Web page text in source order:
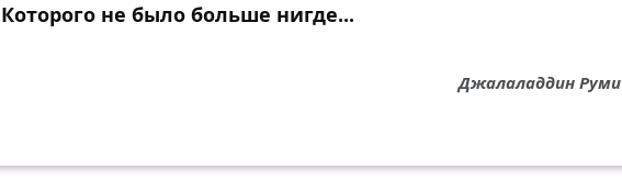
Которого не было больше нигде...
Джалаладдин Руми